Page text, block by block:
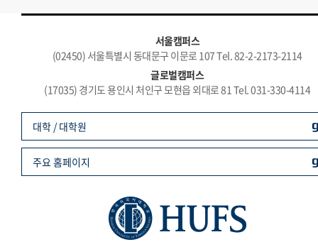
서울캠퍼스
(02450) 서울특별시 동대문구 이문로 107 Tel. 82-2-2173-2114
글로벌캠퍼스
(17035) 경기도 용인시 처인구 모현읍 외대로 81 Tel. 031-330-4114
대학 / 대학원
주요 홈페이지